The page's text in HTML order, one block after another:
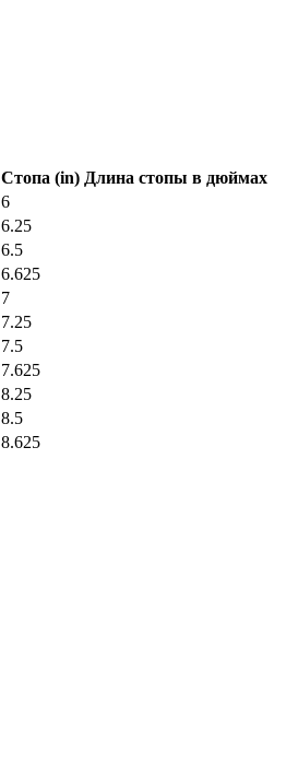
Стопа (in) Длина стопы в дюймах
6
6.25
6.5
6.625
7
7.25
7.5
7.625
8.25
8.5
8.625